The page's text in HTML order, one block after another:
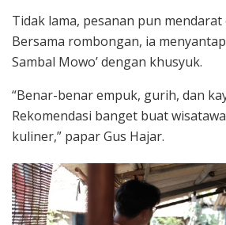
Tidak lama, pesanan pun mendarat
Bersama rombongan, ia menyantap
Sambal Mowo’ dengan khusyuk.
“Benar-benar empuk, gurih, dan
Rekomendasi banget buat
kuliner,” papar Gus Hajar.